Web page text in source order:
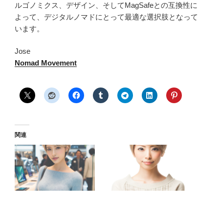
ルゴノミクス、デザイン、そしてMagSafeとの互換性に
よって、デジタルノマドにとって最適な選択肢となって
います。
Jose
Nomad Movement
関連